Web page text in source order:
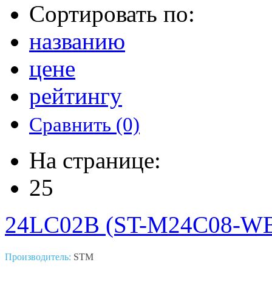
Сортировать по:
названию
цене
рейтингу
Сравнить (0)
На странице:
25
24LC02B (ST-M24C08-
Производитель: STM